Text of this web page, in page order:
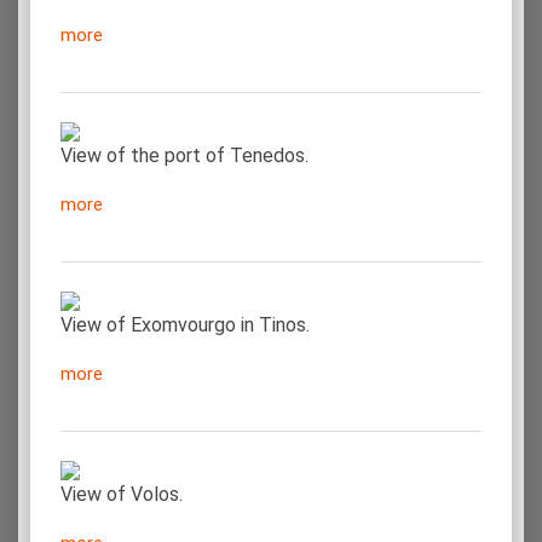
more
View of the port of Tenedos.
more
View of Exomvourgo in Tinos.
more
View of Volos.